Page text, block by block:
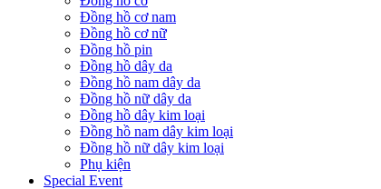
Đồng hồ cơ nam
Đồng hồ cơ nữ
Đồng hồ pin
Đồng hồ dây da
Đồng hồ nam dây da
Đồng hồ nữ dây da
Đồng hồ dây kim loại
Đồng hồ nam dây kim loại
Đồng hồ nữ dây kim loại
Phụ kiện
Special Event